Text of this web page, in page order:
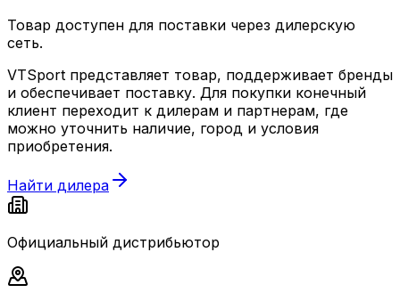
Товар доступен для поставки через дилерскую
сеть.
VTSport представляет товар, поддерживает бренды
и обеспечивает поставку. Для покупки конечный
клиент переходит к дилерам и партнерам, где
можно уточнить наличие, город и условия
приобретения.
Найти дилера
Официальный дистрибьютор